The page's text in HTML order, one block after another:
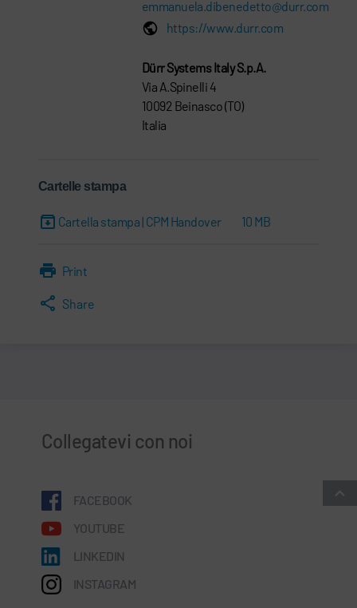
emmanuela.dibenedetto@durr.com
https://www.durr.com
Dürr Systems Italy S.p.A.
Via A.Spinelli 4
10092 Beinasco (TO)
Italia
Cartelle stampa
Cartella stampa | CPM Handover 10 MB
Print
Share
Collegatevi con noi
FACEBOOK
YOUTUBE
LINKEDIN
INSTAGRAM